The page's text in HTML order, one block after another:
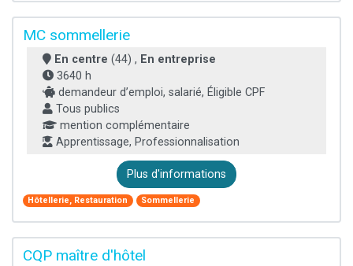
MC sommellerie
En centre (44) , En entreprise
3640 h
demandeur d’emploi, salarié, Éligible CPF
Tous publics
mention complémentaire
Apprentissage, Professionnalisation
Plus d'informations
Hôtellerie, Restauration Sommellerie
CQP maître d'hôtel